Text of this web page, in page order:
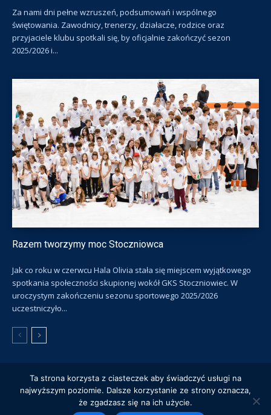
Za nami dni pełne wzruszeń, podsumowań i wspólnego
świętowania. Zawodnicy, trenerzy, działacze, rodzice oraz
przyjaciele klubu spotkali się, by oficjalnie zakończyć sezon
2025/2026 i...
Razem tworzymy moc Stoczniowca
Jak co roku w czerwcu Hala Olivia stała się miejscem wyjątkowego
spotkania społeczności skupionej wokół GKS Stoczniowiec. W
uroczystym zakończeniu sezonu sportowego 2025/2026
uczestniczyło...
© Gdański Klub Sportowy Stoczniowiec
Hokej na lodzie
Łyżwiarstwo szybkie
Ta strona korzysta z ciasteczek aby świadczyć usługi na
najwyższym poziomie. Dalsze korzystanie ze strony oznacza,
że zgadzasz się na ich użycie.